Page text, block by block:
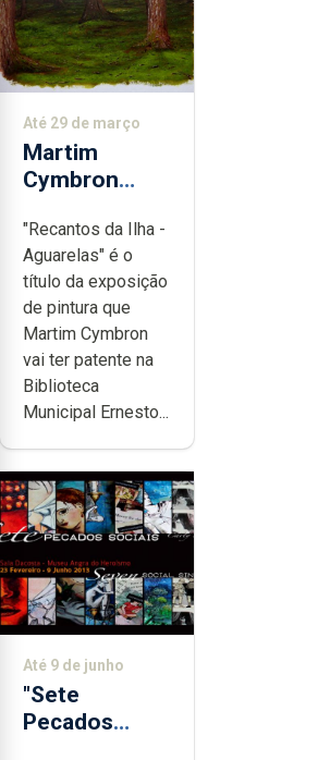
Até 29 de março
Martim
Cymbron
"Recantos da
Ilha -
Aguarelas"
"Recantos da Ilha -
Aguarelas" é o
título da exposição
de pintura que
Martim Cymbron
vai ter patente na
Biblioteca
Municipal Ernesto...
Até 9 de junho
"Sete
Pecados